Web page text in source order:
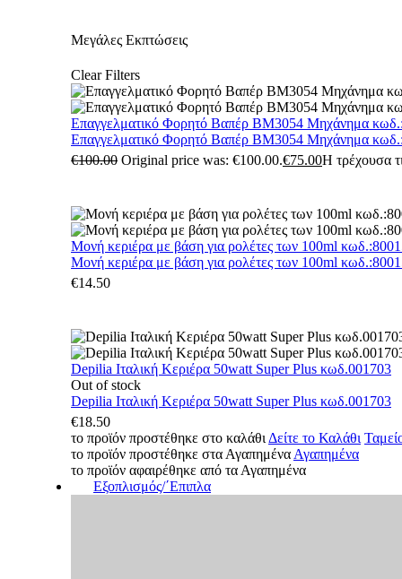
Μεγάλες Εκπτώσεις
Clear Filters
Επαγγελματικό Φορητό Βαπέρ BM3054 Μηχάνημα
Επαγγελματικό Φορητό Βαπέρ BM3054 Μηχάνημα
€100.00 Original price was: €100.00.€75.00Η τρέχουσα
Μονή κεριέρα με βάση για ρολέτες των 100ml
Μονή κεριέρα με βάση για ρολέτες των 100ml
€14.50
Depilia Ιταλική Κεριέρα 50watt Super Plus κωδ.001703
Out of stock
Depilia Ιταλική Κεριέρα 50watt Super Plus κωδ.001703
€18.50
το προϊόν προστέθηκε στο καλάθι Δείτε το Καλάθι
το προϊόν προστέθηκε στα Αγαπημένα Αγαπημένα
το προϊόν αφαιρέθηκε από τα Αγαπημένα
Εξοπλισμός/΄Επιπλα